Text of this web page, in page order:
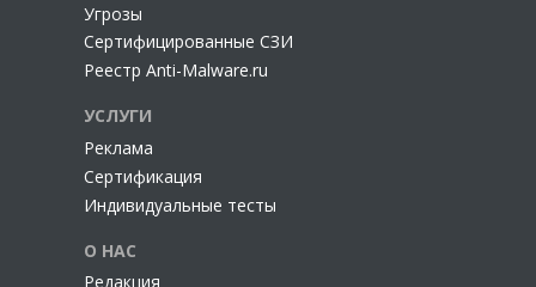
Угрозы
Сертифицированные СЗИ
Реестр Anti-Malware.ru
УСЛУГИ
Реклама
Сертификация
Индивидуальные тесты
О НАС
Редакция